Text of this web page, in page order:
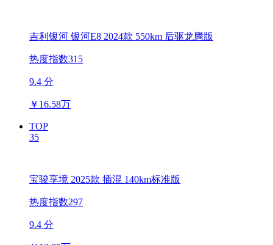
吉利银河 银河E8 2024款 550km 后驱龙腾版
热度指数315
9.4 分
￥ 16.58万
TOP
35
宝骏享境 2025款 插混 140km标准版
热度指数297
9.4 分